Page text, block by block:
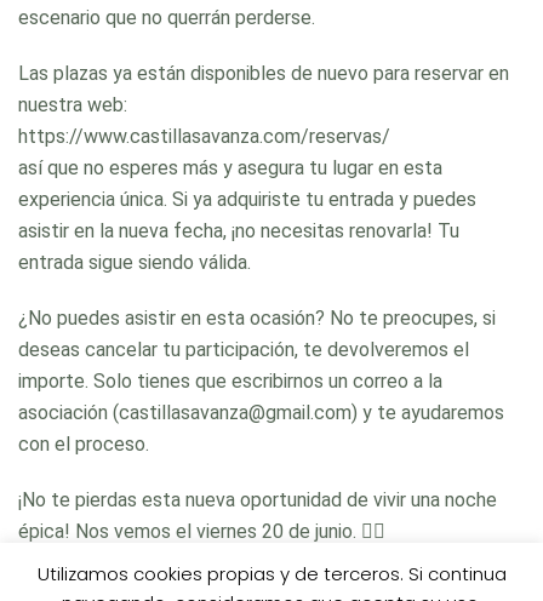
escenario que no querrán perderse.
Las plazas ya están disponibles de nuevo para reservar en
nuestra web:
https://www.castillasavanza.com/reservas/
así que no esperes más y asegura tu lugar en esta
experiencia única. Si ya adquiriste tu entrada y puedes
asistir en la nueva fecha, ¡no necesitas renovarla! Tu
entrada sigue siendo válida.
¿No puedes asistir en esta ocasión? No te preocupes, si
deseas cancelar tu participación, te devolveremos el
importe. Solo tienes que escribirnos un correo a la
asociación (castillasavanza@gmail.com) y te ayudaremos
con el proceso.
¡No te pierdas esta nueva oportunidad de vivir una noche
épica! Nos vemos el viernes 20 de junio. 🧟‍♂
Utilizamos cookies propias y de terceros. Si continua